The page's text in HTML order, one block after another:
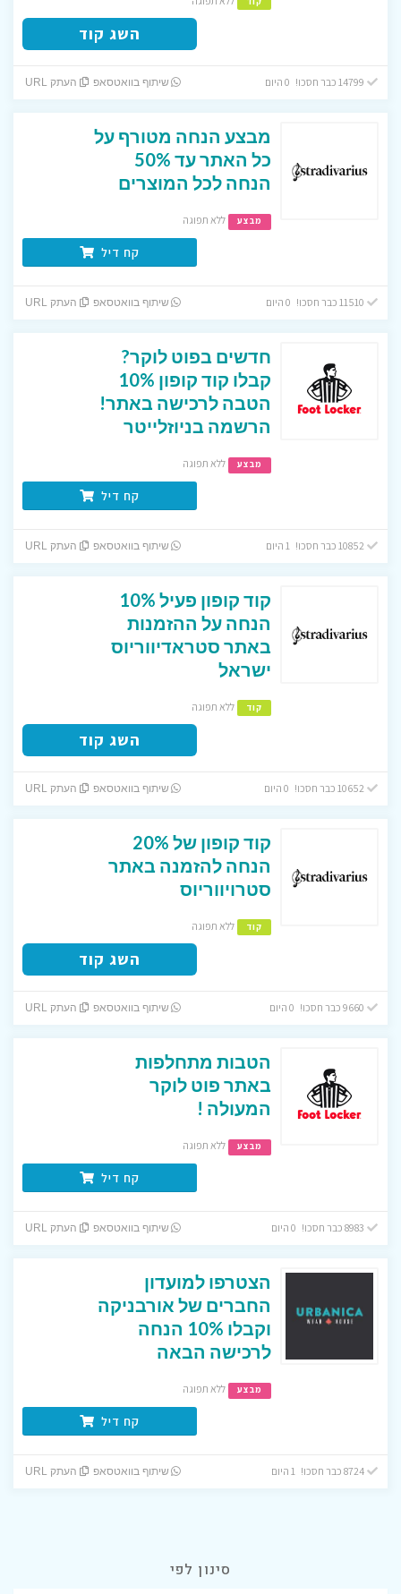
השג קוד
שיתוף בוואטסאפ העתק URL
מבצע הנחה מטורף על
כל האתר עד 50%
הנחה לכל המוצרים
מבצע ללא תפוגה
קח דיל
שיתוף בוואטסאפ העתק URL
חדשים בפוט לוקר?
קבלו קוד קופון 10%
הטבה לרכישה באתר!
הרשמה בניוזלייטר
מבצע ללא תפוגה
קח דיל
שיתוף בוואטסאפ העתק URL
קוד קופון פעיל 10%
הנחה על ההזמנות
באתר סטראדיווריוס
ישראל
קוד ללא תפוגה
השג קוד
שיתוף בוואטסאפ העתק URL
קוד קופון של 20%
הנחה להזמנה באתר
סטרויווריוס
קוד ללא תפוגה
השג קוד
שיתוף בוואטסאפ העתק URL
הטבות מתחלפות
באתר פוט לוקר
המעולה !
מבצע ללא תפוגה
קח דיל
שיתוף בוואטסאפ העתק URL
הצטרפו למועדון
החברים של אורבניקה
וקבלו 10% הנחה
לרכישה הבאה
מבצע ללא תפוגה
קח דיל
8724 כבר חסכו! 1 היום שיתוף בוואטסאפ העתק URL
סינון לפי